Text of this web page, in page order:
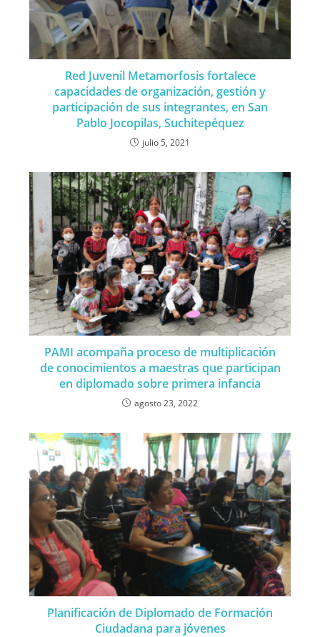
Red Juvenil Metamorfosis fortalece
capacidades de organización, gestión y
participación de sus integrantes, en San
Pablo Jocopilas, Suchitepéquez
julio 5, 2021
PAMI acompaña proceso de multiplicación
de conocimientos a maestras que participan
en diplomado sobre primera infancia
agosto 23, 2022
Planificación de Diplomado de Formación
Ciudadana para jóvenes